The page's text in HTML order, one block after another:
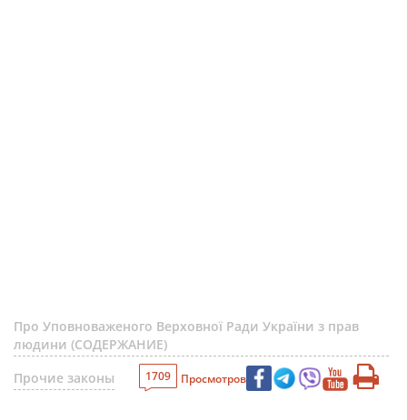
Про Уповноваженого Верховної Ради України з прав
людини (СОДЕРЖАНИЕ)
Прочие законы
1709 Просмотров